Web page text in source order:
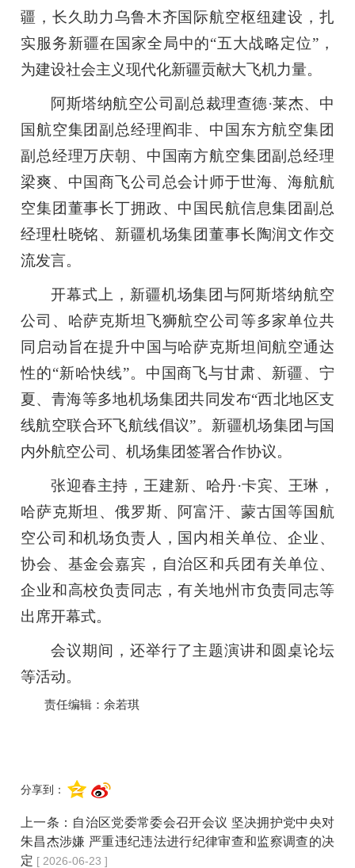
疆，长久助力乌鲁木齐国际航空枢纽建设，扎
实服务新疆在国家全局中的“五大战略定位”，
为建设社会主义现代化新疆贡献大飞机力量。
阿斯塔纳航空公司副总裁理查德·莱杰、中
国航空集团副总经理阎非、中国东方航空集团
副总经理万庆朝、中国南方航空集团副总经理
梁爽、中国商飞公司总会计师于世海、海航航
空集团董事长丁拥政、中国民航信息集团副总
经理杜晓铭、新疆机场集团董事长陶润文作交
流发言。
开幕式上，新疆机场集团与阿斯塔纳航空
公司、哈萨克斯坦飞狮航空公司等多家单位共
同启动旨在提升中国与哈萨克斯坦间航空通达
性的“新哈快线”。中国商飞与甘肃、新疆、宁
夏、青海等多地机场集团共同发布“西北地区支
线航空联合环飞航线倡议”。新疆机场集团与国
内外航空公司、机场集团签署合作协议。
张迎春主持，王建新、哈丹·卡宾、王琳，
哈萨克斯坦、俄罗斯、阿富汗、蒙古国等国航
空公司和机场负责人，国内相关单位、企业、
协会、基金会嘉宾，自治区和兵团有关单位、
企业和高校负责同志，有关地州市负责同志等
出席开幕式。
会议期间，还举行了主题演讲和圆桌论坛
等活动。
责任编辑：余若琪
分享到：
上一条： 自治区党委常委会召开会议 坚决拥护党中央对
朱昌杰涉嫌 严重违纪违法进行纪律审查和监察调查的决
定 [ 2026-06-23 ]